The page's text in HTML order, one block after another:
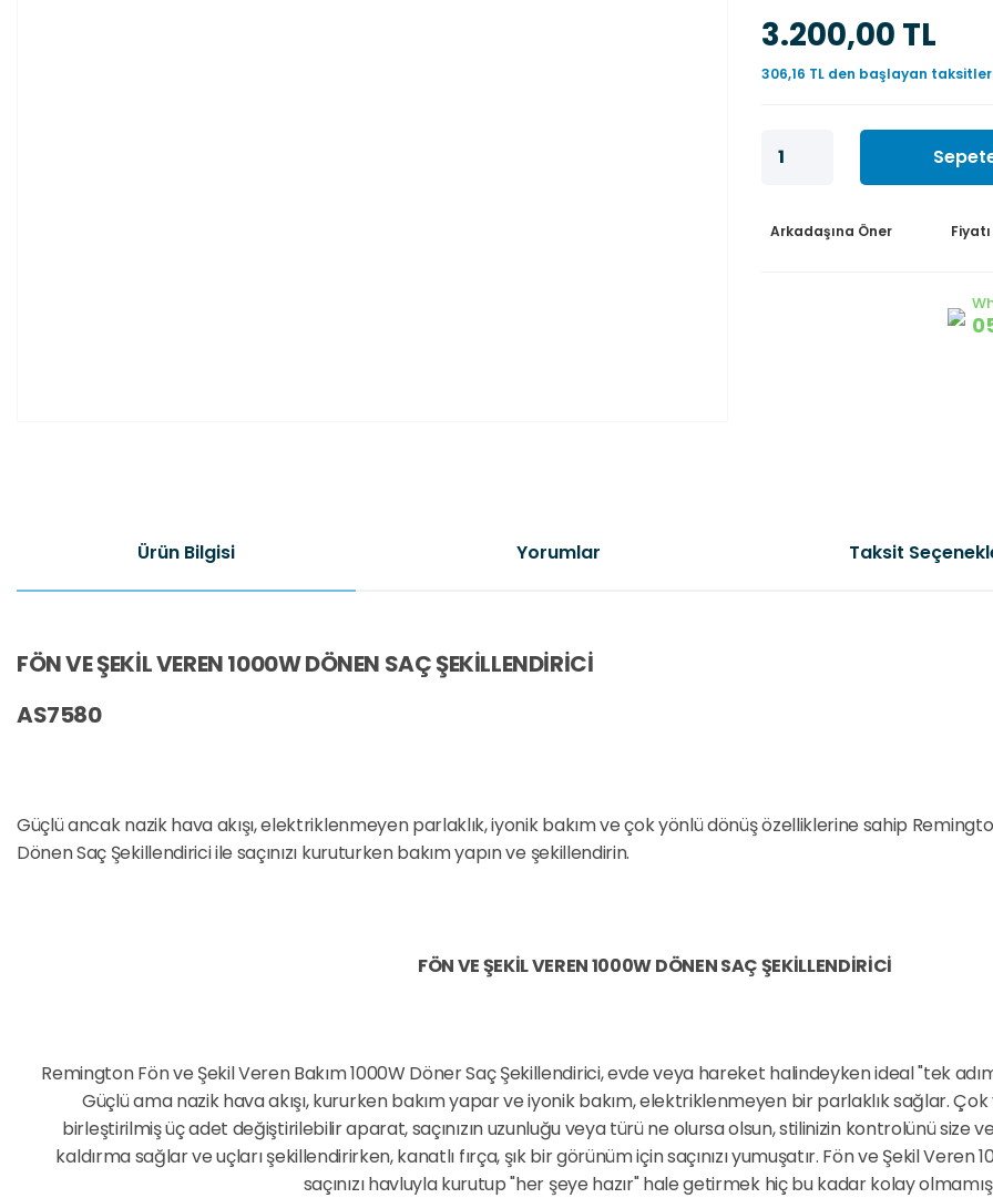
3.200,00 TL
306,16 TL den başlayan
Arkadaşına Öner
Ürün Bilgisi Yorumlar Taksit
FÖN VE ŞEKİL VEREN 1000W DÖNEN SAÇ ŞEKİLLENDİRİCİ
AS7580
Güçlü ancak nazik hava akışı, elektriklenmeyen parlaklık, iyonik bakım ve çok yönlü dönüş özelliklerine sahip
Dönen Saç Şekillendirici ile saçınızı kuruturken bakım yapın ve şekillendirin.
FÖN VE ŞEKİL VEREN 1000W DÖNEN SAÇ ŞEKİLLENDİRİCİ
Remington Fön ve Şekil Veren Bakım 1000W Döner Saç Şekillendirici, evde veya hareket halindeyken ideal "tek
Güçlü ama nazik hava akışı, kururken bakım yapar ve iyonik bakım, elektriklenmeyen bir parlaklık sağlar.
birleştirilmiş üç adet değiştirilebilir aparat, saçınızın uzunluğu veya türü ne olursa olsun, stilinizin kontrolünü size
kaldırma sağlar ve uçları şekillendirirken, kanatlı fırça, şık bir görünüm için saçınızı yumuşatır. Fön ve Şekil Veren
saçınızı havluyla kurutup "her şeye hazır" hale getirmek hiç bu kadar kolay